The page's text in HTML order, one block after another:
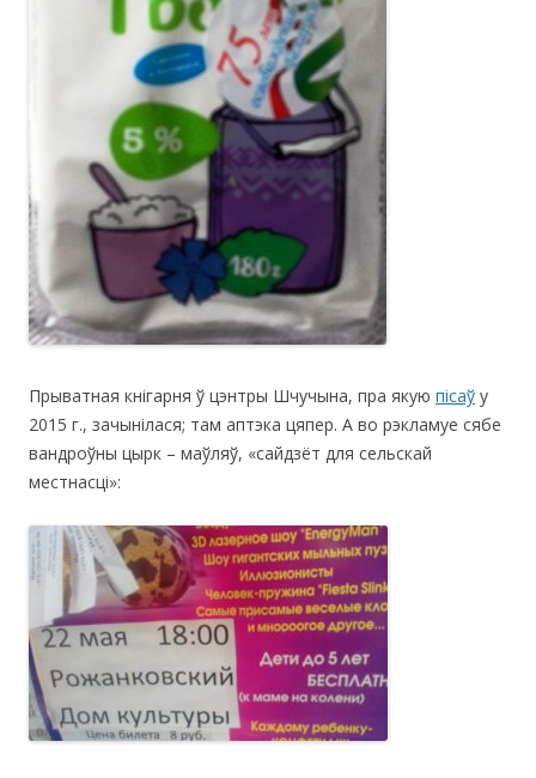
Прыватная кнігарня ў цэнтры Шчучына, пра якую пісаў у
2015 г., зачынілася; там аптэка цяпер. А во рэкламуе сябе
вандроўны цырк – маўляў, «сайдзёт для сельскай
местнасці»: